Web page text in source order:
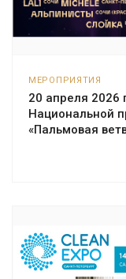
МЕРОПРИЯТИЯ
20 апреля 2026
Национальной
«Пальмовая